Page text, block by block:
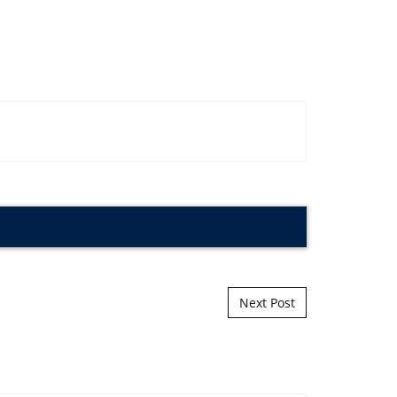
Next Post